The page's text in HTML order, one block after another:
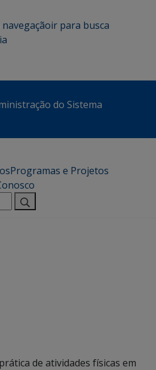
ir para busca
do Sistema
Programas e Projetos
de atividades físicas em